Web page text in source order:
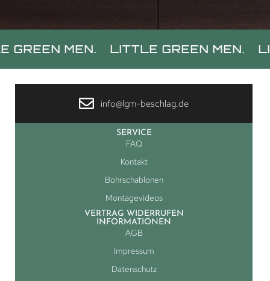
LITTLE GREEN MEN. LITTLE
info@lgm-beschlag.de
SERVICE
FAQ
Kontakt
Bohrschablonen
Montagevideos
VERTRAG WIDERRUFEN
INFORMATIONEN
AGB
Impressum
Datenschutz